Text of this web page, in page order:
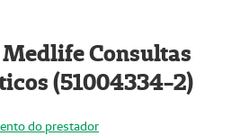
Consultas
(51004334-2)
do prestador